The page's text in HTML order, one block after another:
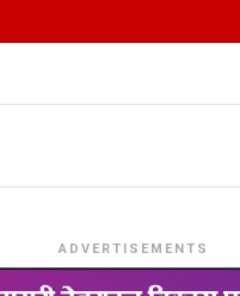
ADVERTISEMENTS